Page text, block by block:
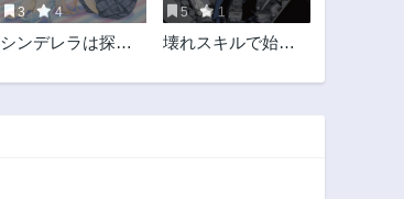
5話
3年前
1話
3 4
シンデレラは探さ
5 1
壊れスキルで始め
攻略